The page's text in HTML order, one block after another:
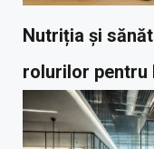
Nutriția și
rolurilor pentru